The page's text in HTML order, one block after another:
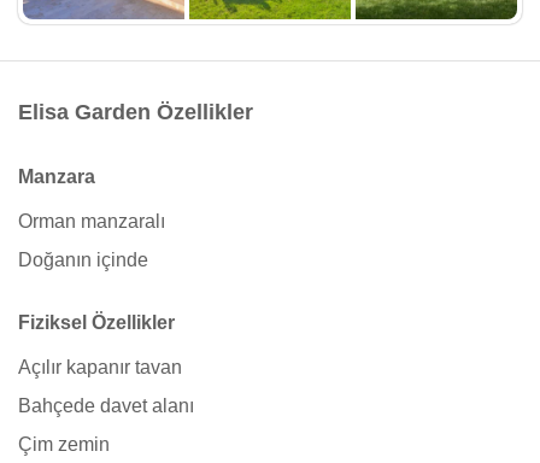
Elisa Garden Özellikler
Manzara
Orman manzaralı
Doğanın içinde
Fiziksel Özellikler
Açılır kapanır tavan
Bahçede davet alanı
Çim zemin